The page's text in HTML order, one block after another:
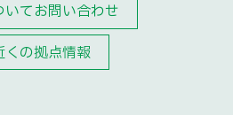
いてお問い合わせ
くの拠点情報